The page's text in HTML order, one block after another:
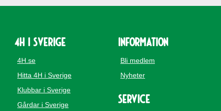
4H i Sverige
4H.se
Hitta 4H i Sverige
Klubbar i Sverige
Gårdar i Sverige
Information
Bli medlem
Nyheter
Service